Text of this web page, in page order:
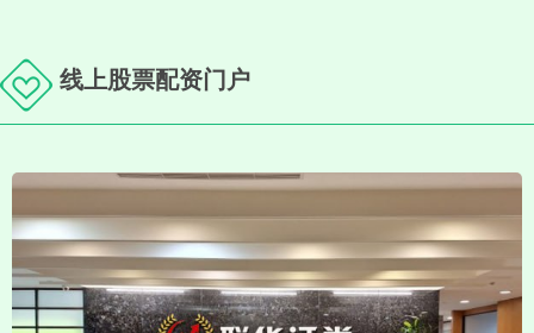
线上股票配资门户